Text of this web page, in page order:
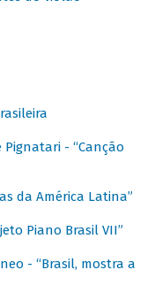
- “Canção
da América Latina”
Piano Brasil VII”
- “Brasil, mostra a